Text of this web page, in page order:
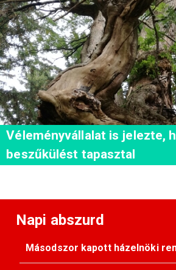
Véleményvállalat is jelezte,
beszűkülést tapasztal
Napi abszurd
Másodszor kapott házelnöki